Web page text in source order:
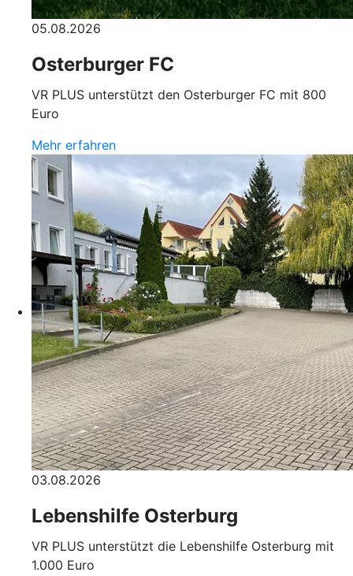
05.08.2026
Osterburger FC
VR PLUS unterstützt den Osterburger FC mit 800
Euro
Mehr erfahren
03.08.2026
Lebenshilfe Osterburg
VR PLUS unterstützt die Lebenshilfe Osterburg mit
1.000 Euro